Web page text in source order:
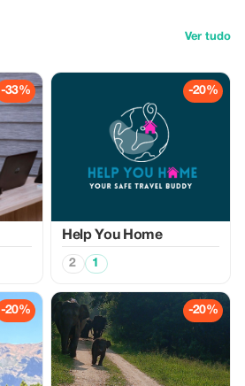
Ver tudo
-33% -20%
Help You Home
2 1
-20% -20%